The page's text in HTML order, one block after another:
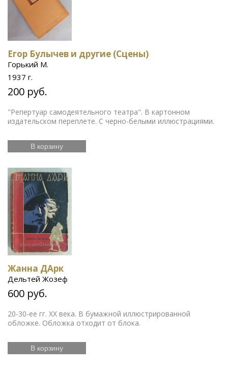
Егор Булычев и другие (Сцены)
Горький М.
1937 г.
200 руб.
"Репертуар самодеятельного театра". В картонном
издательском переплете. С черно-белыми иллюстрациями.
В корзину
Жанна ДАрк
Дельтей Жозеф
600 руб.
20-30-ее гг. ХХ века. В бумажной иллюстрированной
обложке. Обложка отходит от блока.
В корзину